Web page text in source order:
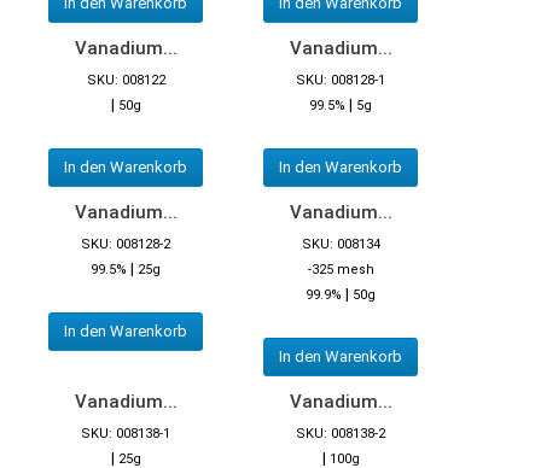
Vanadium...
SKU: 008122
| 50g
In den Warenkorb
Vanadium...
SKU: 008128-1
99.5% | 5g
In den Warenkorb
Vanadium...
SKU: 008128-2
99.5% | 25g
In den Warenkorb
Vanadium...
SKU: 008134
-325 mesh
99.9% | 50g
In den Warenkorb
Vanadium...
SKU: 008138-1
| 25g
Vanadium...
SKU: 008138-2
| 100g